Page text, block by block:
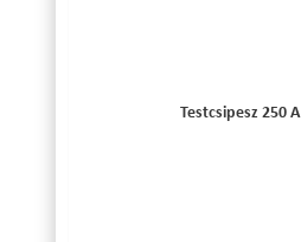
Testcsipesz 250 A